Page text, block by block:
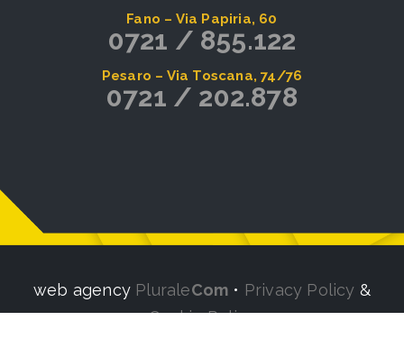
Fano – Via Papiria, 60
0721 / 855.122
Pesaro – Via Toscana, 74/76
0721 / 202.878
web agency PluraleCom • Privacy Policy &
Cookie Policy